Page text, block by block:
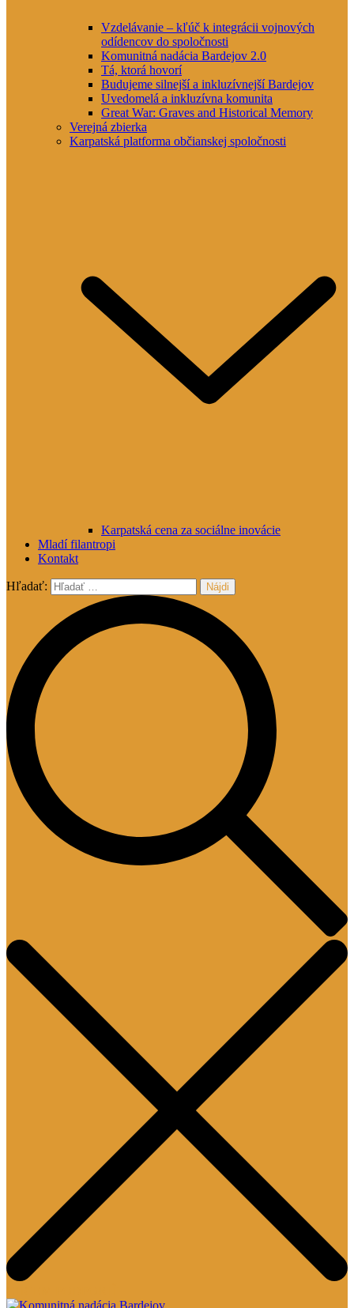
Vzdelávanie – kľúč k integrácii vojnových
odídencov do spoločnosti
Komunitná nadácia Bardejov 2.0
Tá, ktorá hovorí
Budujeme silnejší a inkluzívnejší Bardejov
Uvedomelá a inkluzívna komunita
Great War: Graves and Historical Memory
Verejná zbierka
Karpatská platforma občianskej spoločnosti
Karpatská cena za sociálne inovácie
Mladí filantropi
Kontakt
Hľadať: